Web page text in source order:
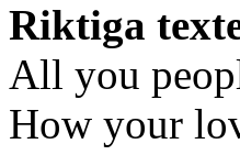
Riktiga
All you
How your